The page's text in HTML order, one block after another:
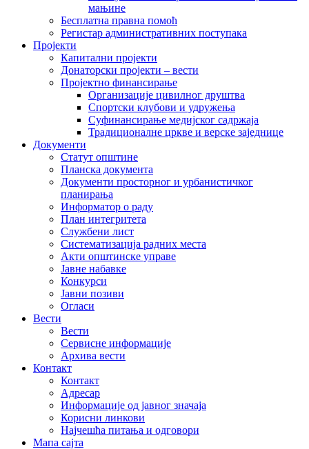
мањине
Бесплатна правна помоћ
Регистар административних поступака
Пројекти
Капитални пројекти
Донаторски пројекти – вести
Пројектно финансирање
Организације цивилног друштва
Спортски клубови и удружења
Суфинансирање медијског садржаја
Традиционалне цркве и верске заједнице
Документи
Статут општине
Планска документа
Документи просторног и урбанистичког
планирања
Информатор о раду
План интегритета
Службени лист
Систематизација радних места
Акти општинске управе
Јавне набавке
Конкурси
Јавни позиви
Огласи
Вести
Вести
Сервисне информације
Архива вести
Контакт
Контакт
Адресар
Информације од јавног значаја
Корисни линкови
Најчешћа питања и одговори
Мапа сајта